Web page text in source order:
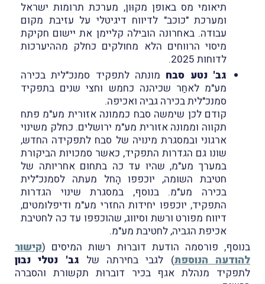
תיאומי מס באופן מקוּון, מערכת תרומות ישראל
ומערכת "כוכב" לדיווח דיגיטלי על עזיבת מקום
עבודה. באחרונה הובילה קליימן את יישום חקיקת
מיסוי הרווחים הלא מחולקים כחלק מההיערכות
לדוחות 2025.
גב' נטע סבח מונתה לתפקיד סמנכ"לית בכירה
מע"מ לאחַר שכיהנה כחמש וחצי שנים בתפקיד
סמנכ"לית בכירה גביה ואכיפה.
קודם לכן שימשה סבח כממונה אזורית מע"מ פתח
תקווה וממונה אזורית מע"מ ירושלים. כחלק משינוי
ארגוני ובמסגרת מינויה של סבח לתפקידה החדש,
שונו גם הגדרות התפקיד, כאשר סמכויות הביקורת
במערך מע"מ, שהיו עד כה בתחום אחריותה של
חטיבת השומה, יוכפפו הָחל מעתה לסמנכ"לית
בכירה מע"מ. בנוסף, במסגרת שינוי הגדרות
התפקיד, יוכפפו יחידות החזרי מע"מ ודיפלומטים,
דיווח מפורט ורשת וסיווג, שהוכפפו עד כה לחטיבת
אכיפת הגביה, לחטיבת מע"מ.
בנוסף, פורסמה הודעת דוברוּת רשות המיסים (קישור
להודעה הנוספת) לגבי בחירתה של גב' נטלי נבון
לתפקיד מנהלת אגף בכיר דוברוּת תקשורת והסברה